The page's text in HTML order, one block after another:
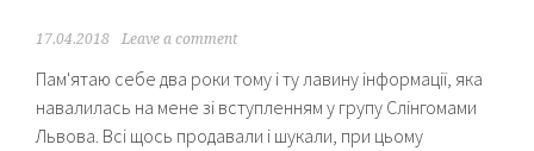
17.04.2018 Leave a comment
Пам'ятаю себе два роки тому і ту лавину інформації, яка
навалилась на мене зі вступленням у групу Слінгомами
Львова. Всі щось продавали і шукали, при цьому